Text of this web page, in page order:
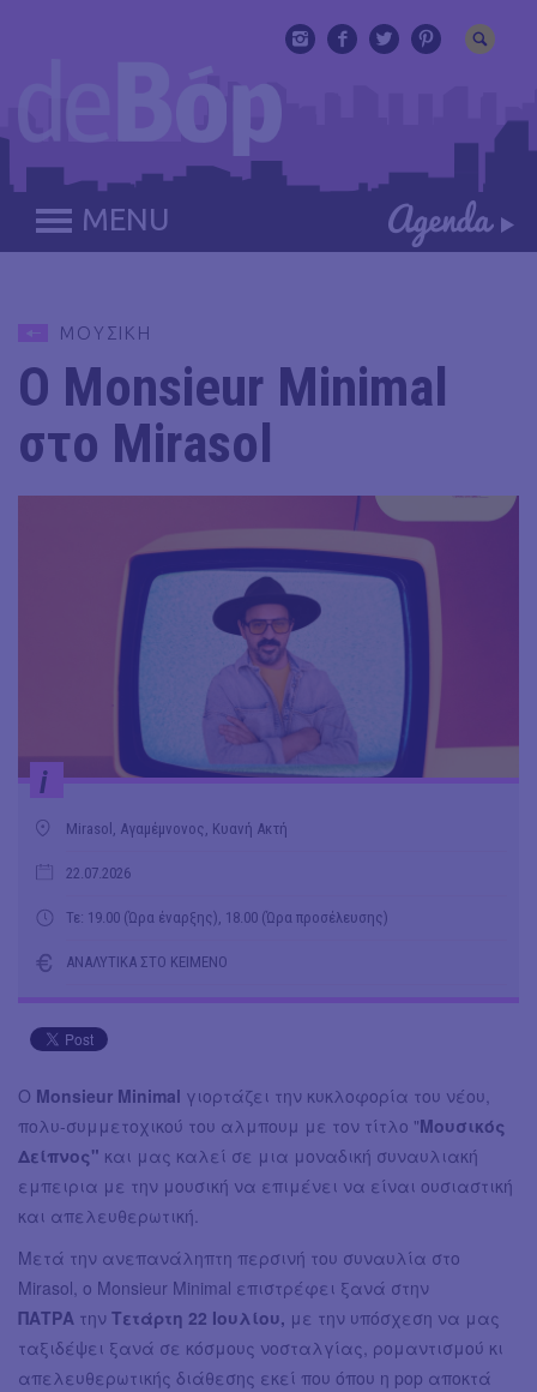
MENU
ΜΟΥΣΙΚΗ
Ο Monsieur Minimal
στο Mirasol
i
Mirasol, Αγαμέμνονος, Κυανή Ακτή
22.07.2026
Τε: 19.00 (Ώρα έναρξης), 18.00 (Ώρα προσέλευσης)
ΑΝΑΛΥΤΙΚΑ ΣΤΟ ΚΕΙΜΕΝΟ
Ο Monsieur Minimal γιορτάζει την κυκλοφορία του νέου,
πολυ-συμμετοχικού του αλμπουμ με τον τίτλο "Μουσικός
Δείπνος" και μας καλεί σε μια μοναδική συναυλιακή
εμπειρια με την μουσική να επιμένει να είναι ουσιαστική
και απελευθερωτική.
Μετά την ανεπανάληπτη περσινή του συναυλία στο
Mirasol, o Monsieur Minimal επιστρέφει ξανά στην
ΠΑΤΡΑ την Τετάρτη 22 Ιουλίου, με την υπόσχεση να μας
ταξιδέψει ξανά σε κόσμους νοσταλγίας, ρομαντισμού κι
απελευθερωτικής διάθεσης εκεί που όπου η pop αποκτά